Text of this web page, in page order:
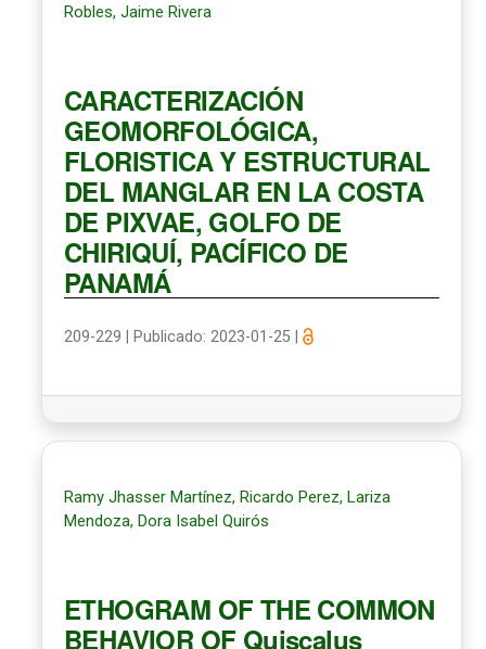
Robles, Jaime Rivera
CARACTERIZACIÓN
GEOMORFOLÓGICA,
FLORISTICA Y ESTRUCTURAL
DEL MANGLAR EN LA COSTA
DE PIXVAE, GOLFO DE
CHIRIQUÍ, PACÍFICO DE
PANAMÁ
209-229 Publicado: 2023-01-25
Ramy Jhasser Martínez, Ricardo Perez, Lariza
Mendoza, Dora Isabel Quirós
ETHOGRAM OF THE COMMON
BEHAVIOR OF Quiscalus